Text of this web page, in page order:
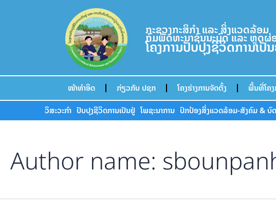
ກະຊວງກະສິກຳ ແລະ ສິ່ງແວດລ້ອມ
ກົມພັດທະນາຊົນນະບົດ ແລະ ຫຼຸດຜ່
ໂຄງການປັບປຸງຊີວິດການເ
ໜ້າທຳອິດ ກ່ຽວກັບ ປຊກ ໂຄງຮ່າງການຈັດຕັ້ງ ພື້ນທີ່ໂຄ
ວິສະວະກຳ ປັບປຸງຊີວິດການເປັນຢູ່ ໂພຊະນາການ ປົກປ້ອງສິ່ງແວດລ້ອມ-ສັງຄົມ & ບົ
Author name: